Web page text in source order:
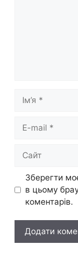
mail
Зберегти
в цьому
коментарів.